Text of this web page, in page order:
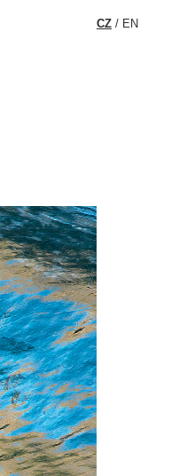
CZ / EN